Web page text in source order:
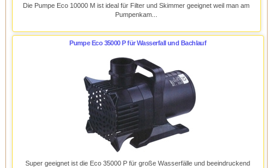
Die Pumpe Eco 10000 M ist ideal für Filter und Skimmer geeignet weil man am
Pumpenkam...
Pumpe Eco 35000 P für Wasserfall und Bachlauf
Super geeignet ist die Eco 35000 P für große Wasserfälle und beeindruckend